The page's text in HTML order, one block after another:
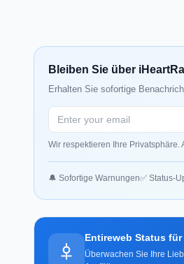
Bleiben Sie über
Erhalten Sie sofortige
Wir respektieren Ihre Privatsphäre.
🔔 Sofortige Warnungen✅ Status-
Entireweb Status für
Überwachen Sie Ihre